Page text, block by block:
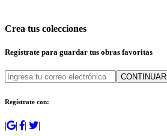
Crea tus colecciones
Regístrate para guardar tus obras favoritas
CONTINUAR
Regístrate con:
| | | |